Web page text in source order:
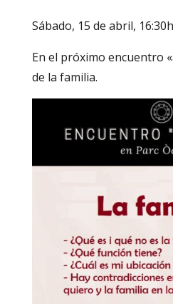
Sábado, 15 de abril,
En el próximo encuentro
de la familia.